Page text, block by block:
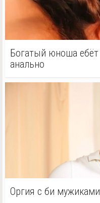
Богатый юноша ебёт
анально
Оргия с би